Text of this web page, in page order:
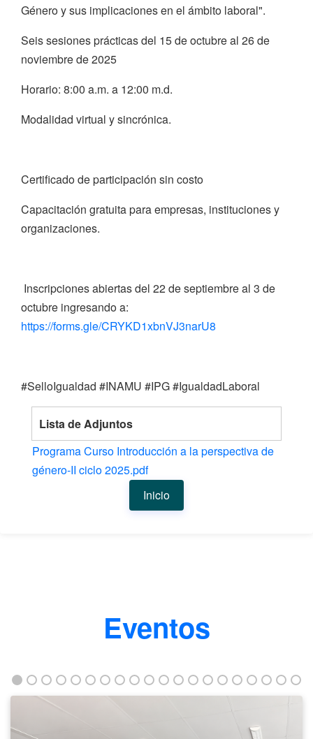
Género y sus implicaciones en el ámbito laboral".
Seis sesiones prácticas del 15 de octubre al 26 de
noviembre de 2025
Horario: 8:00 a.m. a 12:00 m.d.
Modalidad virtual y sincrónica.
Certificado de participación sin costo
Capacitación gratuita para empresas, instituciones y
organizaciones.
Inscripciones abiertas del 22 de septiembre al 3 de
octubre ingresando a:
https://forms.gle/CRYKD1xbnVJ3narU8
#SelloIgualdad #INAMU #IPG #IgualdadLaboral
Lista de Adjuntos
Programa Curso Introducción a la perspectiva de
género-II ciclo 2025.pdf
Inicio
Eventos
fortalece